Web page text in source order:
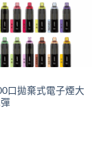
口拋棄式電子煙大